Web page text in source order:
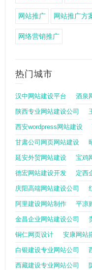
网站推广 网站推广方
网络营销推广
热门城市
汉中网站建设平台 酒泉
陕西专业网站建设公司
西安wordpress网站建设
甘肃公司网页网站建设
延安外贸网站建设 宝鸡
德宏网站建设开发 定西
庆阳高端网站建设公司
阿里建设网站制作 平凉
金昌企业网站建设公司
铜仁网页设计 安康网站
白银建设专业网站公司
西藏建设专业网站公司